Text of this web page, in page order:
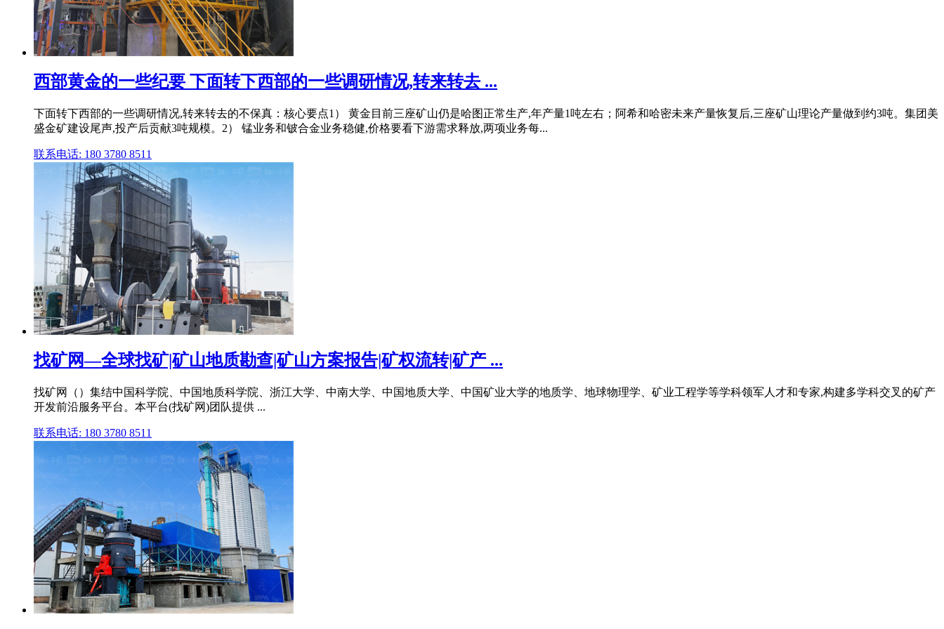
西部黄金的一些纪要 下面转下西部的一些调研情况,转来转去 ...
下面转下西部的一些调研情况,转来转去的不保真：核心要点1） 黄金目前三座矿山仍是哈图正常生产,年产量1吨左右；阿希和哈密未来产量恢复后,三座矿山理论产量做到约3吨。集团美
盛金矿建设尾声,投产后贡献3吨规模。2） 锰业务和铍合金业务稳健,价格要看下游需求释放,两项业务每...
联系电话: 180 3780 8511
找矿网—全球找矿|矿山地质勘查|矿山方案报告|矿权流转|矿产 ...
找矿网（）集结中国科学院、中国地质科学院、浙江大学、中南大学、中国地质大学、中国矿业大学的地质学、地球物理学、矿业工程学等学科领军人才和专家,构建多学科交叉的矿产
开发前沿服务平台。本平台(找矿网)团队提供 ...
联系电话: 180 3780 8511